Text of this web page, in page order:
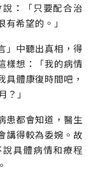
：「只要配合治
希望的。」
」中聽出真相，得
樣想：「我的病情
具體康復時間吧，
」
患都會知道，醫生
講得較為委婉。故
具體病情和療程